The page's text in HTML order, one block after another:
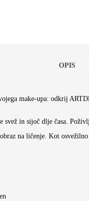
OPIS
make-upa: odkrij
svež in sijoč dlje časa.
na ličenje. Kot